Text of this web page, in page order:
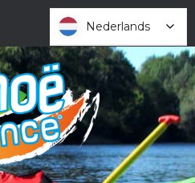
Nederlands
Nederlands